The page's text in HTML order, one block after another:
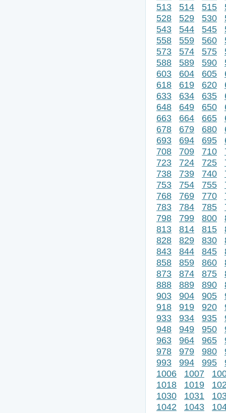
513
514 515
528
529 530
543
544 545
558
559 560
573
574 575
588
589 590
603
604 605
618
619 620
633
634 635
648
649 650
663
664 665
678
679 680
693
694 695
708
709 710
723
724 725
738
739 740
753
754 755
768
769 770
783
784 785
798
799 800
813
814 815
828
829 830
843
844 845
858
859 860
873
874 875
888
889 890
903
904 905
918
919 920
933
934 935
948
949 950
963
964 965
978
979 980
993
994 995
1006
1007
1018
1019
1030
1031
1042
1043